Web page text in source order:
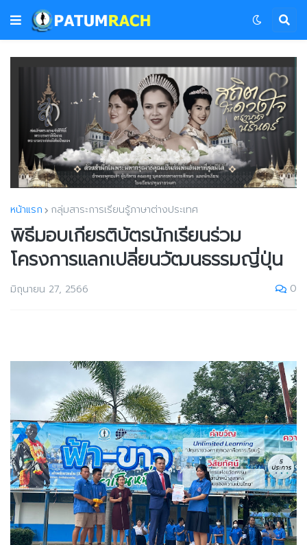
หน้าแรก กลุ่มสาระการเรียนรู้ภาษาต่างประเทศ
พิธีมอบเกียรติบัตรนักเรียนร่วม
โครงการแลกเปลี่ยนวัฒนธรรมญี่ปุ่น
มิถุนายน 27, 2566 0